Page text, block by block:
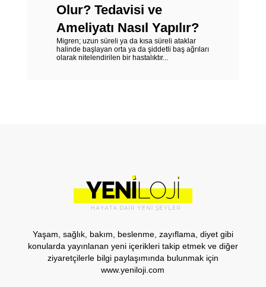
Olur? Tedavisi ve
Ameliyatı Nasıl Yapılır?
Migren; uzun süreli ya da kısa süreli ataklar
halinde başlayan orta ya da şiddetli baş ağrıları
olarak nitelendirilen bir hastalıktır...
Yaşam, sağlık, bakım, beslenme, zayıflama, diyet gibi
konularda yayınlanan yeni içerikleri takip etmek ve diğer
ziyaretçilerle bilgi paylaşımında bulunmak için
www.yeniloji.com